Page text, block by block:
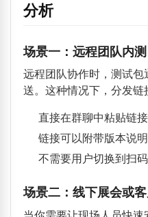
分析
场景一：远程团队内测
远程团队协作时，测试
送。这种情况下，分发链
直接在群聊中粘贴链
链接可以附带版本说
不需要用户切换到扫
场景二：线下展会或